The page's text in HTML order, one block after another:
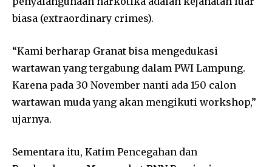
biasa (extraordinary crimes).
“Kami berharap Granat bisa mengedukasi
wartawan yang tergabung dalam PWI Lampung.
Karena pada 30 November nanti ada 150 calon
wartawan muda yang akan mengikuti workshop,”
ujarnya.
Sementara itu, Katim Pencegahan dan